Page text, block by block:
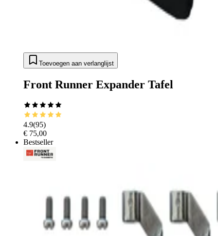
Toevoegen aan verlanglijst
Front Runner Expander Tafel
4.9(95)
€ 75,00
Bestseller